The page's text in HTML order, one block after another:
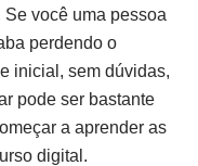
você uma pessoa
perdendo o
inicial, sem dúvidas,
pode ser bastante
a aprender as
digital.